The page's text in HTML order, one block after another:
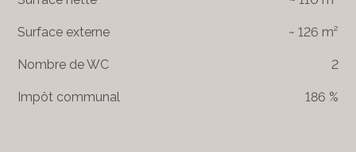
Surface externe ~ 126 m²
Nombre de WC 2
Impôt communal 186 %